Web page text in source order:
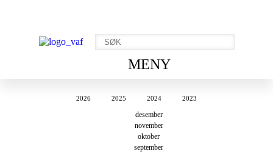
MENY
2026 2025 2024 2023
desember
november
oktober
september